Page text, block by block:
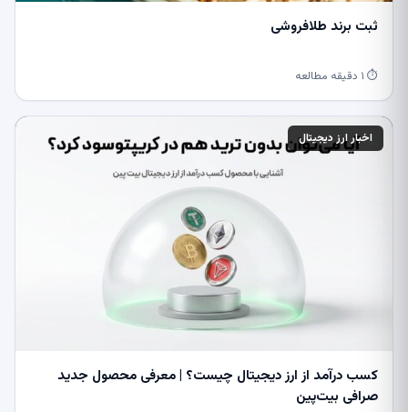
ثبت برند طلافروشی
⏱ ۱ دقیقه مطالعه
اخبار ارز دیجیتال
کسب درآمد از ارز دیجیتال چیست؟ | معرفی محصول جدید
صرافی بیت‌پین